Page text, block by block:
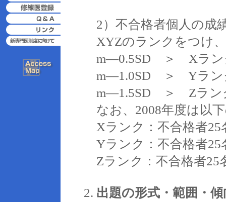
2）不合格者個人の成
XYZのランクをつけ
m―0.5SD ＞ Xラ
m―1.0SD ＞ Yラ
m―1.5SD ＞ Zラ
なお、2008年度は以
Xランク：不合格者25
Yランク：不合格者25
Zランク：不合格者25
出題の形式・範囲・